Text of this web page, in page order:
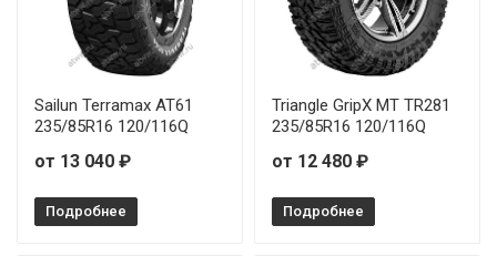
Sailun Terramax AT61
235/85R16 120/116Q
от 13 040 ₽
Подробнее
Triangle GripX MT TR281
235/85R16 120/116Q
от 12 480 ₽
Подробнее